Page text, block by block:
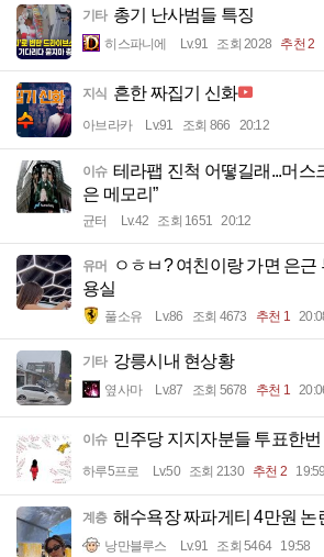
기타 총기 난사범들 특징
히스파니에 Lv.91 조회 2028 추천 2
지식 흔한 짜집기 신화
아브라카 Lv.91 조회 866 20:12
이슈 테라팹 진척 어떻길래...머스
은 메모리”
균터 Lv.42 조회 1651 20:12
유머
ㅇㅎㅂ? 여친이랑 가면 은근
용실
풀소유 Lv.86 조회 4673 추천 1
기타 강릉시내 현상황
옆사마 Lv.87 조회 5678 추천 1
이슈 민주당 지지자분들 투표한
하루5프로 Lv.50 조회 2130 추천 2 19:59
계층 해수욕장 짜파게티 4만원 논
낭만블루스 Lv.91 조회 5464 19:58